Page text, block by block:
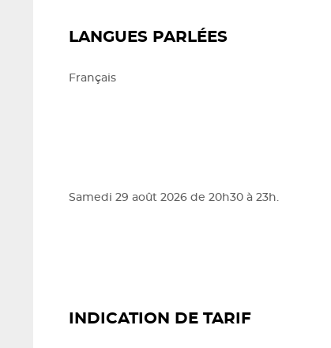
LANGUES PARLÉES
Français
Samedi 29 août 2026 de 20h30 à 23h.
INDICATION DE TARIF